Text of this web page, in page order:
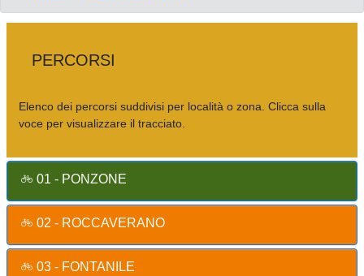
PERCORSI
Elenco dei percorsi suddivisi per località o zona. Clicca sulla
voce per visualizzare il tracciato.
01 - PONZONE
02 - ROCCAVERANO
03 - FONTANILE